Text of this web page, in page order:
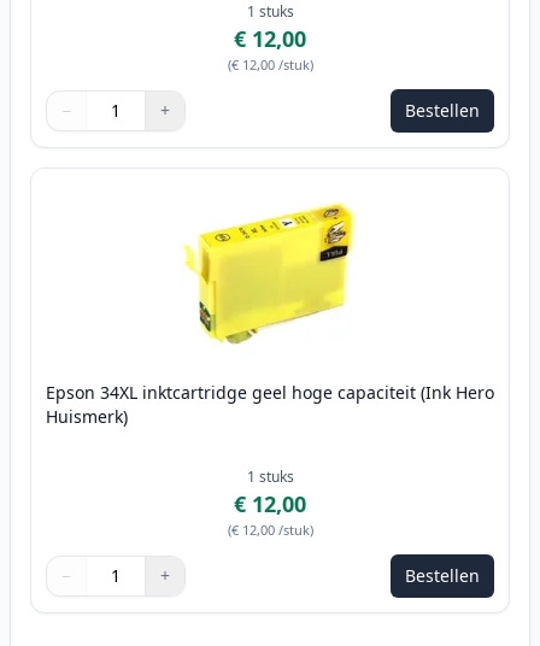
1 stuks
€ 12,00
(€ 12,00 /stuk)
Aantal
Gebruik de knoppen om aan te passen
− +
Aantal 1 Bestellen
Epson 34XL inktcartridge geel hoge capaciteit (Ink Hero
Huismerk)
1 stuks
€ 12,00
(€ 12,00 /stuk)
Aantal
Gebruik de knoppen om aan te passen
− +
Aantal 1 Bestellen